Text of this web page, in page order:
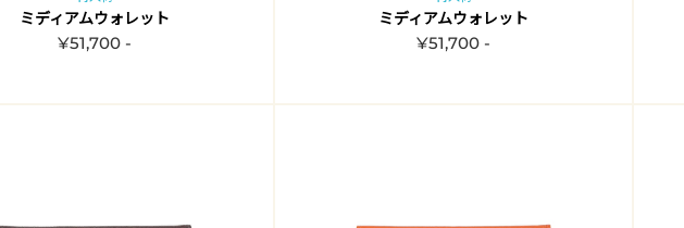
ミディアムウォレット
¥51,700 -
ミディアムウォレット
¥51,700 -